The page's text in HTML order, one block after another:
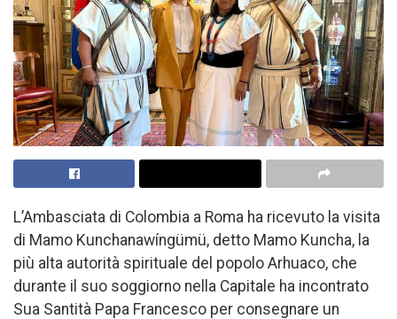
L’Ambasciata di Colombia a Roma ha ricevuto la visita
di Mamo Kunchanawíngümü, detto Mamo Kuncha, la
più alta autorità spirituale del popolo Arhuaco, che
durante il suo soggiorno nella Capitale ha incontrato
Sua Santità Papa Francesco per consegnare un